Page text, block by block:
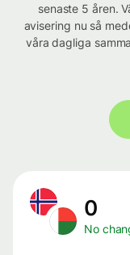
senaste 5 åren.
avisering nu så
våra dagliga
0
No